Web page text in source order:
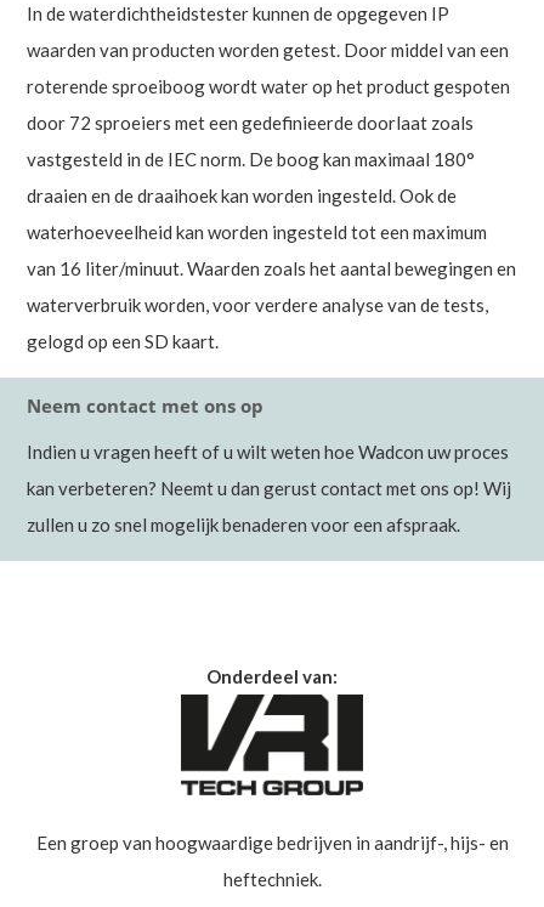
In de waterdichtheidstester kunnen de opgegeven IP
waarden van producten worden getest. Door middel van een
roterende sproeiboog wordt water op het product gespoten
door 72 sproeiers met een gedefinieerde doorlaat zoals
vastgesteld in de IEC norm. De boog kan maximaal 180°
draaien en de draaihoek kan worden ingesteld. Ook de
waterhoeveelheid kan worden ingesteld tot een maximum
van 16 liter/minuut. Waarden zoals het aantal bewegingen en
waterverbruik worden, voor verdere analyse van de tests,
gelogd op een SD kaart.
Neem contact met ons op
Indien u vragen heeft of u wilt weten hoe Wadcon uw proces
kan verbeteren? Neemt u dan gerust contact met ons op! Wij
zullen u zo snel mogelijk benaderen voor een afspraak.
Onderdeel van:
Een groep van hoogwaardige bedrijven in aandrijf-, hijs- en
heftechniek.